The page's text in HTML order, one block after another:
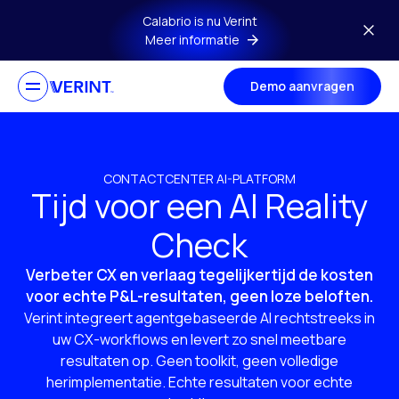
Ga naar hoofdmenuCalabrio is nu Verint
Meer informatie
Demo aanvragen
CONTACTCENTER AI-PLATFORM
Tijd voor een AI Reality
Check
Verbeter CX en verlaag tegelijkertijd de kosten
voor echte P&L-resultaten, geen loze beloften.
Verint integreert agentgebaseerde AI rechtstreeks in
uw CX-workflows en levert zo snel meetbare
resultaten op. Geen toolkit, geen volledige
herimplementatie. Echte resultaten voor echte